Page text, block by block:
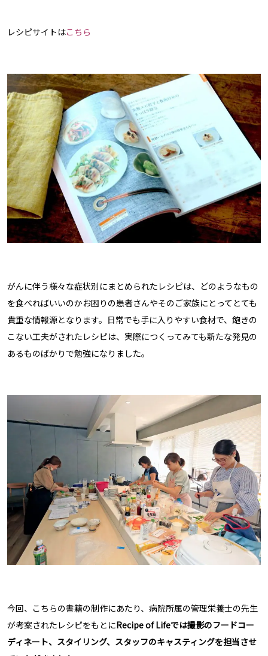
レシピサイトはこちら
がんに伴う様々な症状別にまとめられたレシピは、どのようなもの
を食べればいいのかお困りの患者さんやそのご家族にとってとても
貴重な情報源となります。日常でも手に入りやすい食材で、飽きの
こない工夫がされたレシピは、実際につくってみても新たな発見の
あるものばかりで勉強になりました。
今回、こちらの書籍の制作にあたり、病院所属の管理栄養士の先生
が考案されたレシピをもとにRecipe of Lifeでは撮影のフードコー
ディネート、スタイリング、スタッフのキャスティングを担当させ